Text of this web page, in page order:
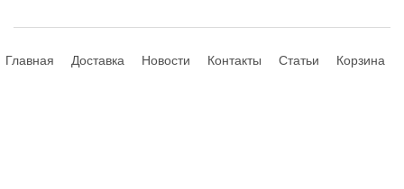
Главная Доставка Новости Контакты Статьи Корзина